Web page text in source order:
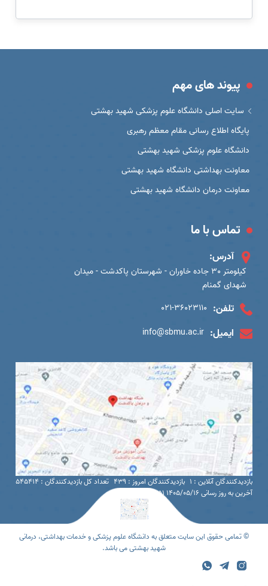
پیوند های مهم
سایت اصلی دانشگاه علوم پزشکی شهید بهشتی
پایگاه اطلاع رسانی مقام معظم رهبری
دانشگاه علوم پزشکی شهید بهشتی
معاونت بهداشتی دانشگاه شهید بهشتی
معاونت درمان دانشگاه شهید بهشتی
تماس با ما
آدرس:
کیلومتر 30 جاده خاوران - شهرستان پاکدشت - میدان
شهدای گمنام
تلفن: 021-36023110
ایمیل: info@sbmu.ac.ir
بازدیدکنندگان آنلاین : 1 بازدیدکنندگان امروز : 439
تعداد کل بازدیدکنندگان : 545414
آخرین به روز رسانی 1405/05/16 16:51
© تمامی حقوق این سایت متعلق به دانشگاه علوم پزشکی و خدمات بهداشتی، درمانی
شهید بهشتی می باشد.